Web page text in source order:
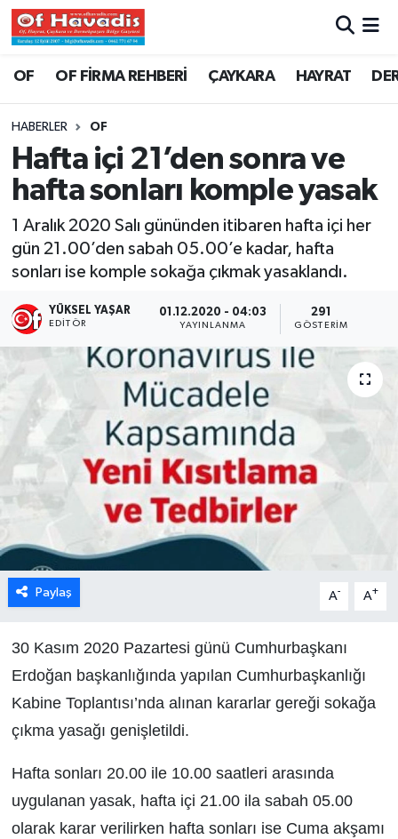
OF OF FİRMA REHBERİ ÇAYKARA HAYRAT
HABERLER OF
Hafta içi 21’den sonra ve
hafta sonları komple yasak
1 Aralık 2020 Salı gününden itibaren hafta içi her
gün 21.00’den sabah 05.00’e kadar, hafta
sonları ise komple sokağa çıkmak yasaklandı.
YÜKSEL YAŞAR
EDITÖR
01.12.2020 - 04:03
YAYINLANMA
291
GÖSTERIM
Paylaş A- A+
30 Kasım 2020 Pazartesi günü Cumhurbaşkanı
Erdoğan başkanlığında yapılan Cumhurbaşkanlığı
Kabine Toplantısı’nda alınan kararlar gereği sokağa
çıkma yasağı genişletildi.
Hafta sonları 20.00 ile 10.00 saatleri arasında
uygulanan yasak, hafta içi 21.00 ila sabah 05.00
olarak karar verilirken hafta sonları ise Cuma akşamı
Trabzon Nöbetçi Eczaneler
Trabzon Namaz Vakitleri
Trabzon Trafik Yoğunluk Haritası
Süper Lig Puan Durumu ve Fikstür
Haber Arşivi